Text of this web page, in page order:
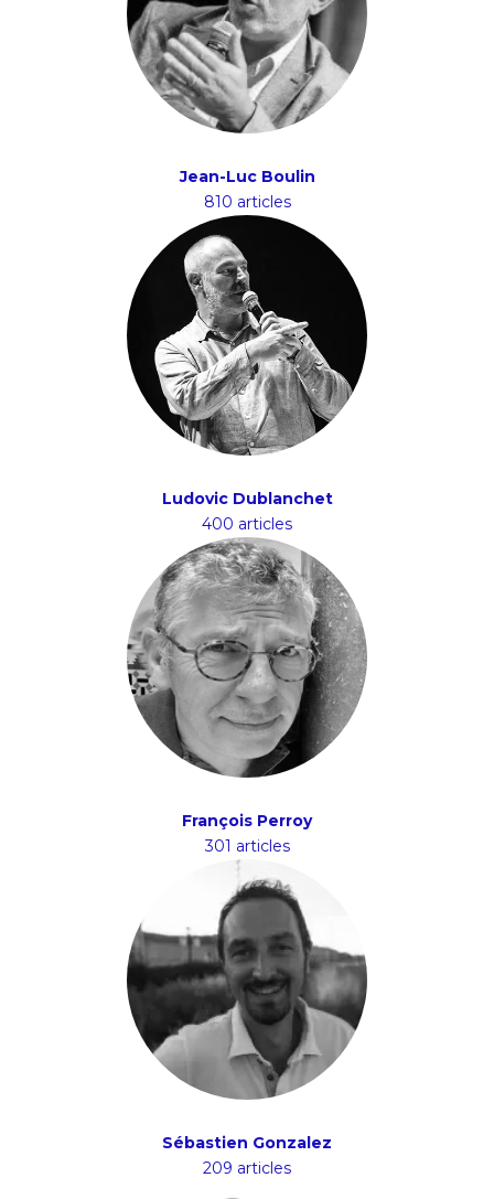
Jean-Luc Boulin
810 articles
Ludovic Dublanchet
400 articles
François Perroy
301 articles
Sébastien Gonzalez
209 articles